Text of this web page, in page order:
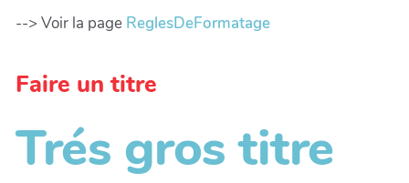
--> Voir la page ReglesDeFormatage
Faire un titre
Trés gros titre